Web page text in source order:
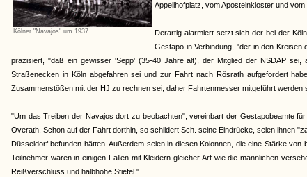
Kölner "Navajos" um 1937
Appellhofplatz, vom Apostelnkloster und vom
Derartig alarmiert setzt sich der bei der
Gestapo in Verbindung, "der in den
präzisiert, "daß ein gewisser 'Sepp' (35-40 Jahre alt), der Mitglied der NSDAP
Straßenecken in Köln abgefahren sei und zur Fahrt nach Rösrath aufgefordert
Zusammenstößen mit der HJ zu rechnen sei, daher Fahrtenmesser mitgeführt werden
"Um das Treiben der Navajos dort zu beobachten", vereinbart der Gestapobeamte
Overath. Schon auf der Fahrt dorthin, so schildert Sch. seine Eindrücke, seien ihnen
Düsseldorf befunden hätten. Außerdem seien in diesen Kolonnen, die eine Stärke
Teilnehmer waren in einigen Fällen mit Kleidern gleicher Art wie die männlichen
Reißverschluss und halbhohe Stiefel."